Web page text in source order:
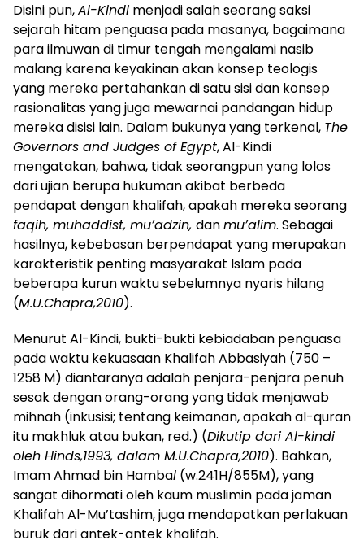
Disini pun,Al-Kindi menjadi salah seorang saksi
sejarah hitam penguasa pada masanya, bagaimana
para ilmuwan di timur tengah mengalami nasib
malang karena keyakinan akan konsep teologis
yang mereka pertahankan di satu sisi dan konsep
rasionalitas yang juga mewarnai pandangan hidup
mereka disisi lain. Dalam bukunya yang terkenal, The
Governors and Judges of Egypt, Al-Kindi
mengatakan, bahwa, tidak seorangpun yang lolos
dari ujian berupa hukuman akibat berbeda
pendapat dengan khalifah, apakah mereka seorang
faqih, muhaddist, mu’adzin, danmu’alim. Sebagai
hasilnya, kebebasan berpendapat yang merupakan
karakteristik penting masyarakat Islam pada
beberapa kurun waktu sebelumnya nyaris hilang
(M.U.Chapra,2010).
Menurut Al-Kindi, bukti-bukti kebiadaban penguasa
pada waktu kekuasaan Khalifah Abbasiyah (750 –
1258 M) diantaranya adalah penjara-penjara penuh
sesak dengan orang-orang yang tidak menjawab
mihnah (inkusisi; tentang keimanan, apakah al-quran
itu makhluk atau bukan, red.) (Dikutip dari Al-kindi
oleh Hinds,1993, dalam M.U.Chapra,2010). Bahkan,
Imam Ahmad bin Hambal (w.241H/855M), yang
sangat dihormati oleh kaum muslimin pada jaman
Khalifah Al-Mu’tashim, juga mendapatkan perlakuan
buruk dari antek-antek khalifah.